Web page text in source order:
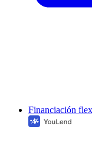
Financiación